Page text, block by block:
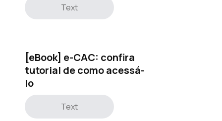
Text
[eBook] e-CAC: confira
tutorial de como acessá-
lo
Text